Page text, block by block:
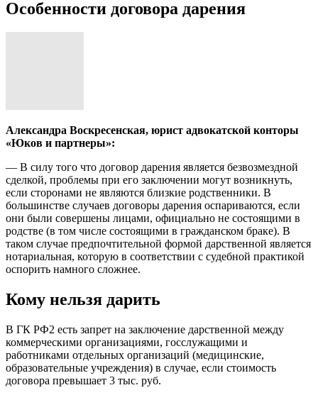
Особенности договора дарения
Александра Воскресенская, юрист адвокатской конторы
«Юков и партнеры»:
— В силу того что договор дарения является безвозмездной
сделкой, проблемы при его заключении могут возникнуть,
если сторонами не являются близкие родственники. В
большинстве случаев договоры дарения оспариваются, если
они были совершены лицами, официально не состоящими в
родстве (в том числе состоящими в гражданском браке). В
таком случае предпочтительной формой дарственной является
нотариальная, которую в соответствии с судебной практикой
оспорить намного сложнее.
Кому нельзя дарить
В ГК РФ2 есть запрет на заключение дарственной между
коммерческими организациями, госслужащими и
работниками отдельных организаций (медицинские,
образовательные учреждения) в случае, если стоимость
договора превышает 3 тыс. руб.